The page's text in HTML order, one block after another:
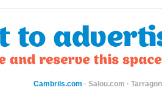
Cambrils.com · Salou.com ·